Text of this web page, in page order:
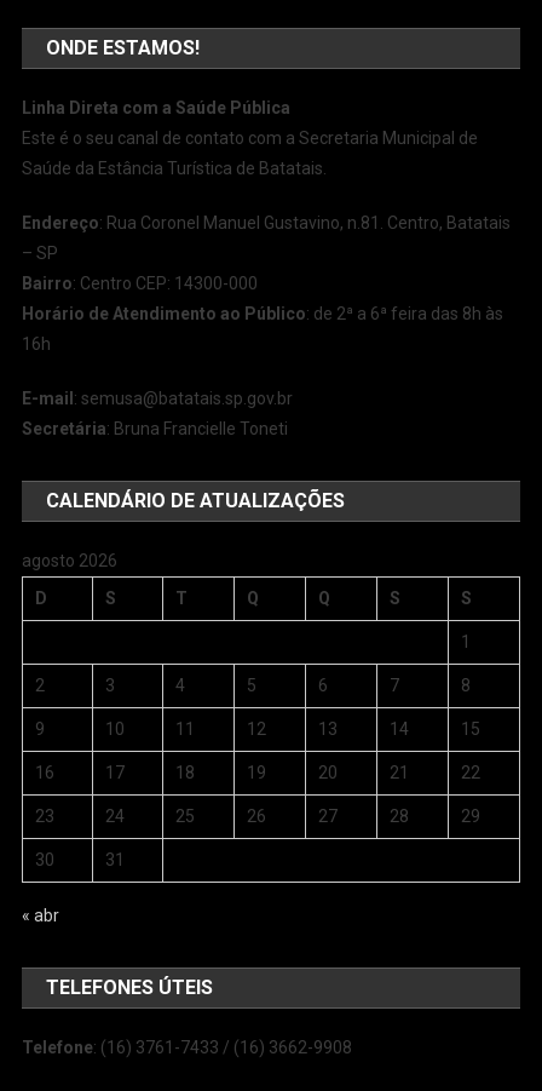
ONDE ESTAMOS!
Linha Direta com a Saúde Pública
Este é o seu canal de contato com a Secretaria Municipal de
Saúde da Estância Turística de Batatais.
Endereço: Rua Coronel Manuel Gustavino, n.81. Centro, Batatais
– SP
Bairro: Centro CEP: 14300-000
Horário de Atendimento ao Público: de 2ª a 6ª feira das 8h às
16h
E-mail:semusa@batatais.sp.gov.br
Secretária: Bruna Francielle Toneti
CALENDÁRIO DE ATUALIZAÇÕES
agosto 2026
D
S T Q Q S S
1
2 3 4 5 6 7 8
9 10 11 12 13 14 15
16 17 18 19 20 21 22
23 24 25 26 27 28 29
30 31
« abr
TELEFONES ÚTEIS
Telefone: (16) 3761-7433 / (16) 3662-9908